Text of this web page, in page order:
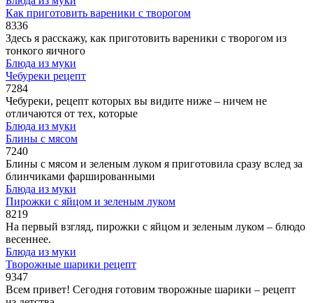
Как приготовить вареники с творогом
8336
Здесь я расскажу, как приготовить вареники с творогом из
тонкого яичного
Блюда из муки
Чебуреки рецепт
7284
Чебуреки, рецепт которых вы видите ниже – ничем не
отличаются от тех, которые
Блюда из муки
Блины с мясом
7240
Блины с мясом и зеленым луком я приготовила сразу вслед за
блинчиками фаршированными
Блюда из муки
Пирожки с яйцом и зеленым луком
8219
На первый взгляд, пирожки с яйцом и зеленым луком – блюдо
весеннее.
Блюда из муки
Творожные шарики рецепт
9347
Всем привет! Сегодня готовим творожные шарики – рецепт